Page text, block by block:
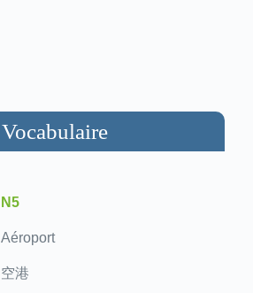
Vocabulaire
N5
Aéroport
空港